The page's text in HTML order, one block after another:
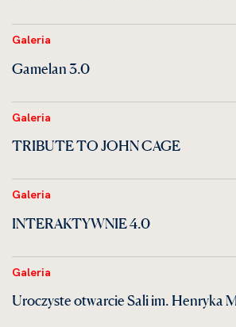
Galeria
Gamelan 3.0
Galeria
TRIBUTE TO JOHN CAGE
Galeria
INTERAKTYWNIE 4.0
Galeria
Uroczyste otwarcie Sali im. Henryka